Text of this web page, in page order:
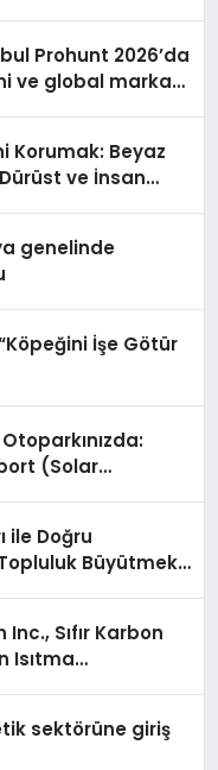
Prohunt 2026’da
ve global marka
Korumak: Beyaz
ve İnsan
genelinde
İşe Götür
(Solar
ile Doğru
Büyütmek
Sıfır Karbon
Isıtma
sektörüne giriş